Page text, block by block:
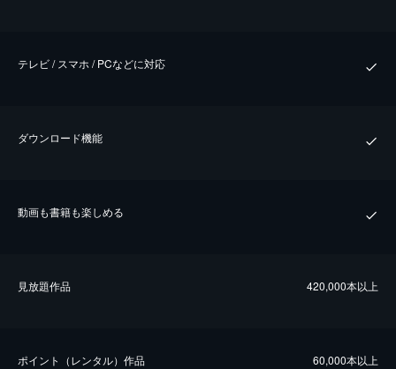
テレビ / スマホ / PCなどに対応
ダウンロード機能
動画も書籍も楽しめる
⾒放題作品 420,000本以上
ポイント（レンタル）作品 60,000本以上